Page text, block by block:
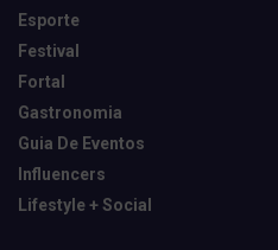
Esporte
Festival
Fortal
Gastronomia
Guia De Eventos
Influencers
Lifestyle + Social